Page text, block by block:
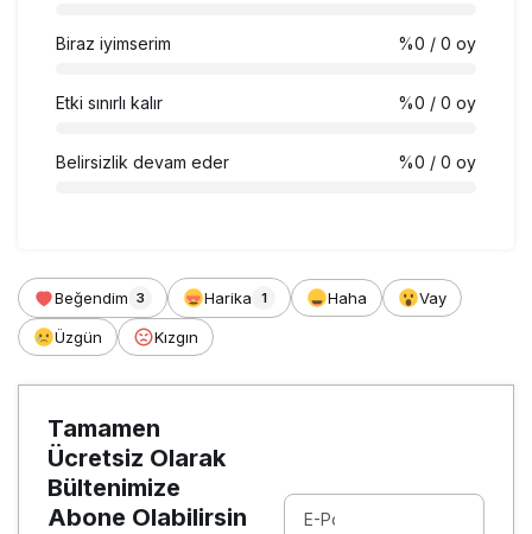
Biraz iyimserim %0 / 0 oy
Etki sınırlı kalır %0 / 0 oy
Belirsizlik devam eder %0 / 0 oy
Beğendim 3 Harika 1 Haha Vay
Üzgün Kızgın
Tamamen
Ücretsiz Olarak
Bültenimize
Abone Olabilirsin